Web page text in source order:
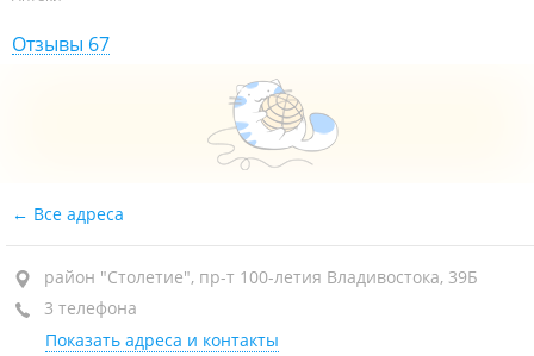
Отзывы 67
Все адреса
район "Столетие", пр-т 100-летия Владивостока, 39Б
3 телефона
Показать адреса и контакты